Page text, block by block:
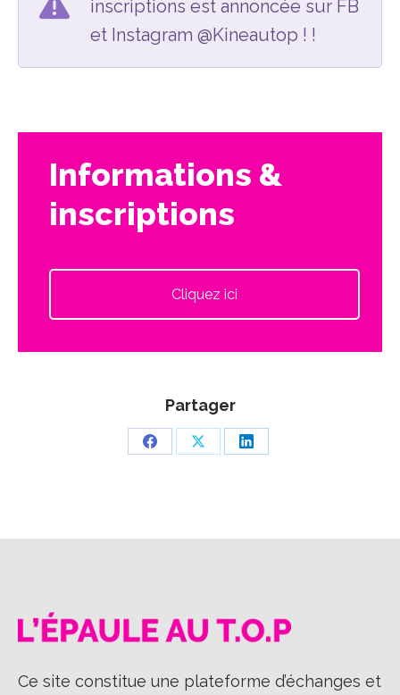
inscriptions est annoncée sur FB
et Instagram @Kineautop ! !
Informations &
inscriptions
Cliquez ici
Partager
PartagerPartagerPartager
Ce site constitue une plateforme d’échanges et